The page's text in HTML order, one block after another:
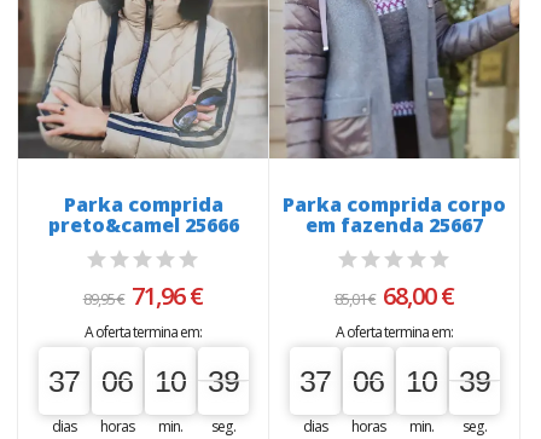
Parka comprida
preto&camel 25666
89,95 € 71,96 €
A oferta termina em:
37
37
00
dias
06
06
00
horas
10
10
00
min.
38
38
39
seg.
Parka comprida corpo
em fazenda 25667
85,01 € 68,00 €
A oferta termina em:
37
37
00
dias
06
06
00
horas
10
10
00
min.
38
38
39
seg.